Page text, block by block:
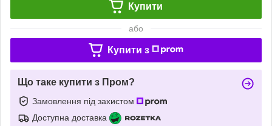
Купити
або
Купити з
Що таке купити з Пром?
Замовлення під захистом
Доступна доставка